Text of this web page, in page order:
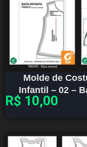
Molde de
Infantil – 02 –
R$ 10,00